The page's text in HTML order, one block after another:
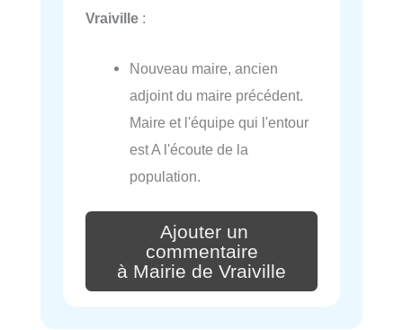
Vraiville :
Nouveau maire, ancien
adjoint du maire précédent.
Maire et l'équipe qui l'entour
est A l'écoute de la
population.
Ajouter un
commentaire
à Mairie de Vraiville